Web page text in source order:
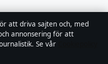
digital nyhetssajt med
att driva sajten och, med
annonsering för att
Se vår